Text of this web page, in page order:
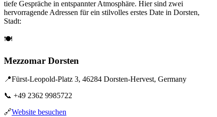
tiefe Gespräche in entspannter Atmosphäre. Hier sind zwei
hervorragende Adressen für ein stilvolles erstes Date in Dorsten,
Stadt:
🍽️
Mezzomar Dorsten
📍Fürst-Leopold-Platz 3, 46284 Dorsten-Hervest, Germany
📞 +49 2362 9985722
🔗Website besuchen